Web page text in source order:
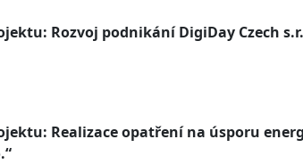
Rozvoj podnikání DigiDay Czech
Realizace opatření na úsporu